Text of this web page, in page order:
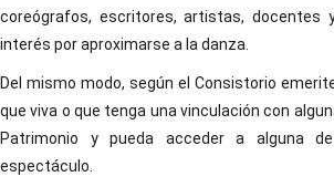
coreógrafos, escritores, artistas, docentes
interés por aproximarse a la danza.
Del mismo modo, según el Consistorio
que viva o que tenga una vinculación con
Patrimonio y pueda acceder a alguna
espectáculo.